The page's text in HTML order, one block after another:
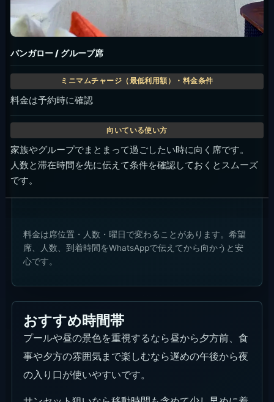
バンガロー / グループ席
料金は予約時に確認
家族やグループでまとまって過ごしたい時に向く席です。
人数と滞在時間を先に伝えて条件を確認しておくとスムーズ
です。
料金は席位置・人数・曜日で変わることがあります。希望
席、人数、到着時間をWhatsAppで伝えてから向かうと安
心です。
おすすめ時間帯
プールや昼の景色を重視するなら昼から夕方前、食
事や夕方の雰囲気まで楽しむなら遅めの午後から夜
の入り口が使いやすいです。